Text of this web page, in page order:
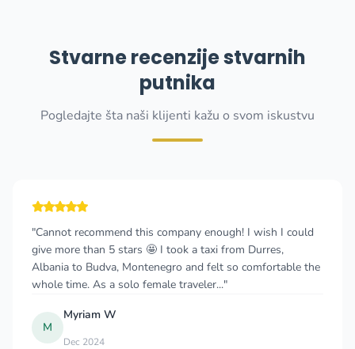
Stvarne recenzije stvarnih
putnika
Pogledajte šta naši klijenti kažu o svom iskustvu
"Cannot recommend this company enough! I wish I could
give more than 5 stars 🤩 I took a taxi from Durres,
Albania to Budva, Montenegro and felt so comfortable the
whole time. As a solo female traveler..."
M
Myriam W
Dec 2024